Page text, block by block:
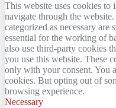
This website uses cookies
navigate through the
categorized as necessary are
essential for the working of
also use third-party cookies
you use this website. These
only with your consent. You
cookies. But opting out of
browsing experience.
Necessary